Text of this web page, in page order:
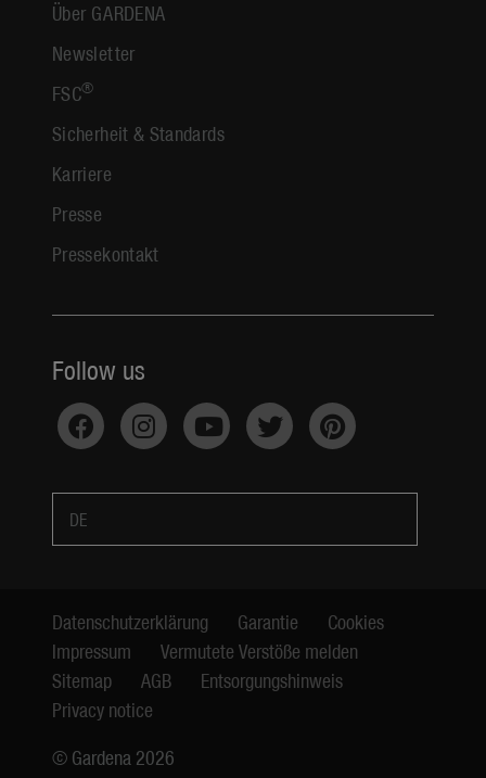
Über GARDENA
Newsletter
FSC®
Sicherheit & Standards
Karriere
Presse
Pressekontakt
Follow us
DE
Datenschutzerklärung Garantie
Cookies
Impressum
Vermutete Verstöße melden
Sitemap
AGB
Entsorgungshinweis
Privacy notice
© Gardena 2026